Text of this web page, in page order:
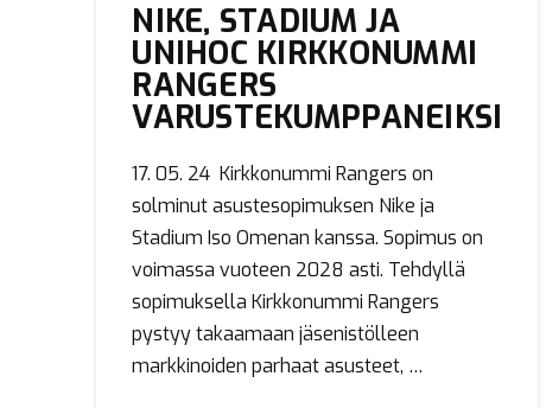
NIKE, STADIUM JA
UNIHOC KIRKKONUMMI
RANGERS
VARUSTEKUMPPANEIKSI
17. 05. 24 Kirkkonummi Rangers on
solminut asustesopimuksen Nike ja
Stadium Iso Omenan kanssa. Sopimus on
voimassa vuoteen 2028 asti. Tehdyllä
sopimuksella Kirkkonummi Rangers
pystyy takaamaan jäsenistölleen
markkinoiden parhaat asusteet, …